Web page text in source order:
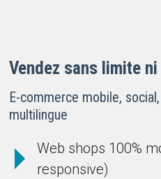
Vendez sans limite
E-commerce mobile,
multilingue
Web shops 100%
responsive)